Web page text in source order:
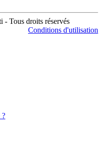
- Tous droits réservés
Conditions d'utilisation
?